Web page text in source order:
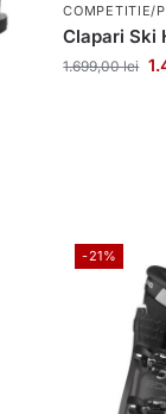
COMPETITIE/
Clapari Ski
1.699,00lei
-21%